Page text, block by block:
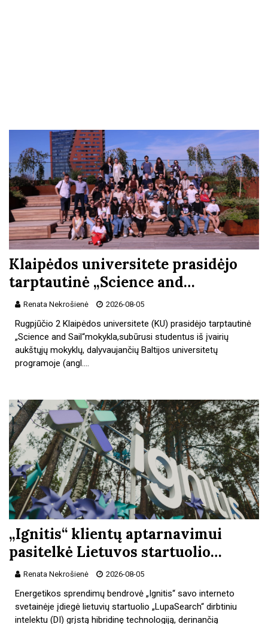
Klaipėdos universitete prasidėjo
tarptautinė „Science and…
Renata Nekrošienė 2026-08-05
Rugpjūčio 2 Klaipėdos universitete (KU) prasidėjo tarptautinė
„Science and Sail“mokykla,subūrusi studentus iš įvairių
aukštųjų mokyklų, dalyvaujančių Baltijos universitetų
programoje (angl.…
„Ignitis“ klientų aptarnavimui
pasitelkė Lietuvos startuolio…
Renata Nekrošienė 2026-08-05
Energetikos sprendimų bendrovė „Ignitis“ savo interneto
svetainėje įdiegė lietuvių startuolio „LupaSearch“ dirbtiniu
intelektu (DI) grįstą hibridinę technologiją, derinančią